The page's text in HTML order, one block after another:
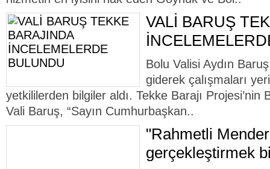
VALİ BARUŞ
Bolu Valisi Aydın
giderek çalışmaları
yetkililerden bilgiler aldı. Tekke Barajı Projesi’nin
Vali Baruş, “Sayın Cumhurbaşkan..
"Rahmetli
gerçekleştirmek